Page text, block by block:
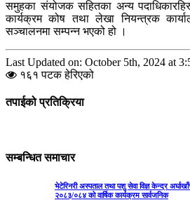
समुहका संयोजक सहितका अन्य
कार्यक्रम कोष तथा लेखा नियन्त्रक
सञ्चालनमा सम्पन्न भएको हो ।
Last Updated on: October 5th, 2024 at
१६१ पटक हेरिएको
तपाईको प्रतिक्रिया
सम्बन्धित समाचार
भेटेरिनरी अस्पताल तथा पशु सेवा विज्ञ केन्द्र
२०८३/०८४ को वार्षिक कार्यक्रम सार्वजनिक